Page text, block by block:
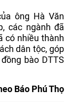
ông Hà Văn
các ngành đã
có nhiều thành
dân tộc, góp
bào DTTS
Báo Phú Thọ